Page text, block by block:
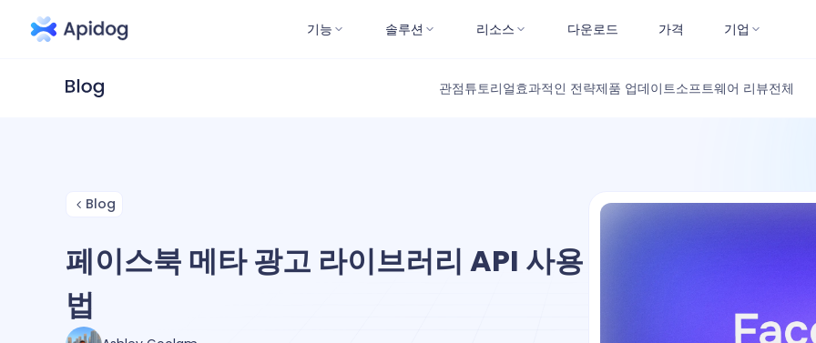
기능 솔루션 리소스 다운로드 가격 기업
관점튜토리얼효과적인 전략제품 업데이트소프트웨어 리뷰전체
Blog
페이스북 메타 광고 라이브러리 API 사용
법